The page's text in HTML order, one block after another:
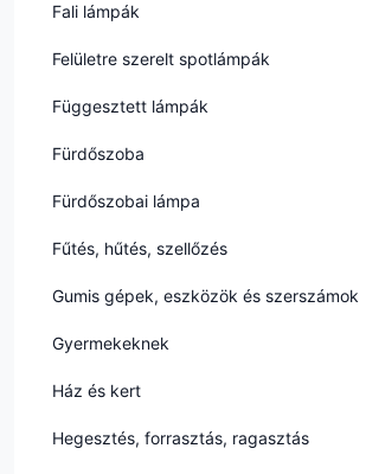
Fali lámpák
Felületre szerelt spotlámpák
Függesztett lámpák
Fürdőszoba
Fürdőszobai lámpa
Fűtés, hűtés, szellőzés
Gumis gépek, eszközök és szerszámok
Gyermekeknek
Ház és kert
Hegesztés, forrasztás, ragasztás